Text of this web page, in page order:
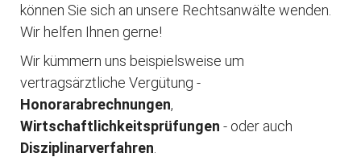
können Sie sich an unsere Rechtsanwälte wenden.
Wir helfen Ihnen gerne!
Wir kümmern uns beispielsweise um
vertragsärztliche Vergütung -
Honorarabrechnungen,
Wirtschaftlichkeitsprüfungen - oder auch
Disziplinarverfahren